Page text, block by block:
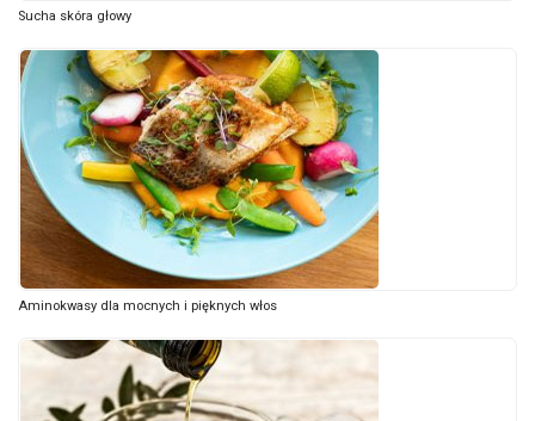
Sucha skóra głowy
Aminokwasy dla mocnych i pięknych włos